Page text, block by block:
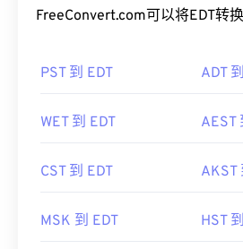
FreeConvert.com可以将EDT转
PST 到 EDT ADT
WET 到 EDT AEST
CST 到 EDT AKST
MSK 到 EDT HST